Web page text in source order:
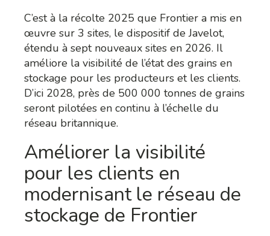
C’est à la récolte 2025 que Frontier a mis en
œuvre sur 3 sites, le dispositif de Javelot,
étendu à sept nouveaux sites en 2026. Il
améliore la visibilité de l’état des grains en
stockage pour les producteurs et les clients.
D’ici 2028, près de 500 000 tonnes de grains
seront pilotées en continu à l’échelle du
réseau britannique.
Améliorer la visibilité
pour les clients en
modernisant le réseau de
stockage de Frontier